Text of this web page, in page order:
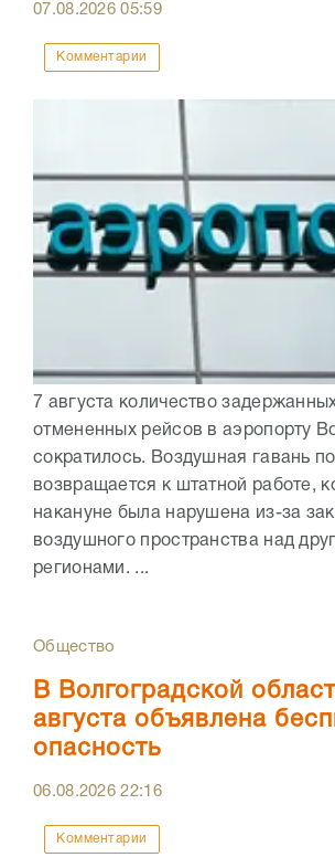
07.08.202605:59
Комментарии
7 августа количество
отмененных рейсов в аэропорту
сократилось. Воздушная гавань
возвращается к штатной работе,
накануне была нарушена из-за
воздушного пространства над
регионами. ...
Общество
В Волгоградской
августа объявлена
опасность
06.08.202622:16
Комментарии